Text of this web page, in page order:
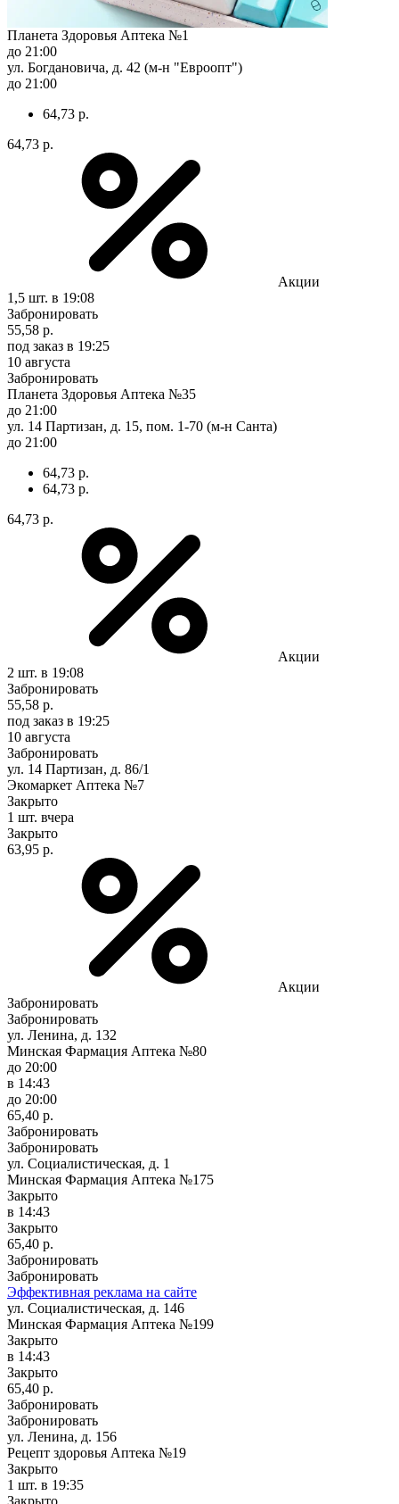
Планета Здоровья Аптека №1
до 21:00
ул. Богдановича, д. 42 (м-н "Евроопт")
до 21:00
64,73 р.
64,73 р.
Акции
1,5 шт. в 19:08
Забронировать
55,58 р.
под заказ в 19:25
10 августа
Забронировать
Планета Здоровья Аптека №35
до 21:00
ул. 14 Партизан, д. 15, пом. 1-70 (м-н Санта)
до 21:00
64,73 р.
64,73 р.
64,73 р.
Акции
2 шт. в 19:08
Забронировать
55,58 р.
под заказ в 19:25
10 августа
Забронировать
ул. 14 Партизан, д. 86/1
Экомаркет Аптека №7
Закрыто
1 шт. вчера
Закрыто
63,95 р.
Акции
Забронировать
Забронировать
ул. Ленина, д. 132
Минская Фармация Аптека №80
до 20:00
в 14:43
до 20:00
65,40 р.
Забронировать
Забронировать
ул. Социалистическая, д. 1
Минская Фармация Аптека №175
Закрыто
в 14:43
Закрыто
65,40 р.
Забронировать
Забронировать
Эффективная реклама на сайте
ул. Социалистическая, д. 146
Минская Фармация Аптека №199
Закрыто
в 14:43
Закрыто
65,40 р.
Забронировать
Забронировать
ул. Ленина, д. 156
Рецепт здоровья Аптека №19
Закрыто
1 шт. в 19:35
Закрыто